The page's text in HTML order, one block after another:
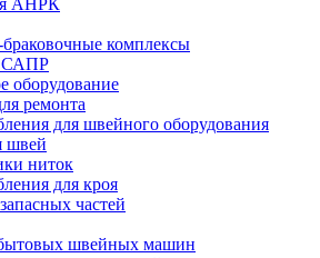
комплексы
САПР
оборудование
ремонта
для швейного оборудования
швей
ниток
для кроя
частей
швейных машин